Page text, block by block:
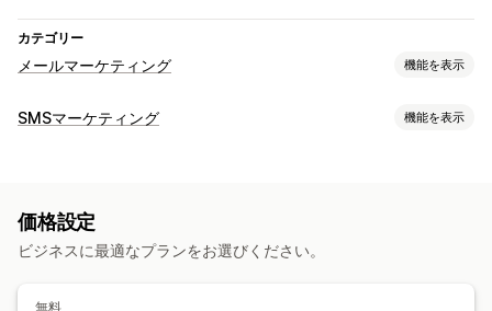
カテゴリー
メールマーケティング 機能を表示
キャンペーンタイプ
ウェルカムメール
ドリップキャンペーン
カスタムキャンペーン
キャンペーン管理
SMSマーケティング 機能を表示
コンバージョン指標
価格設定
ビジネスに最適なプランをお選びください。
無料